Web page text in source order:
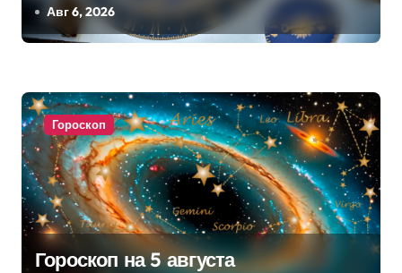
Авг 6, 2026
Гороскоп
Гороскоп на 5 августа